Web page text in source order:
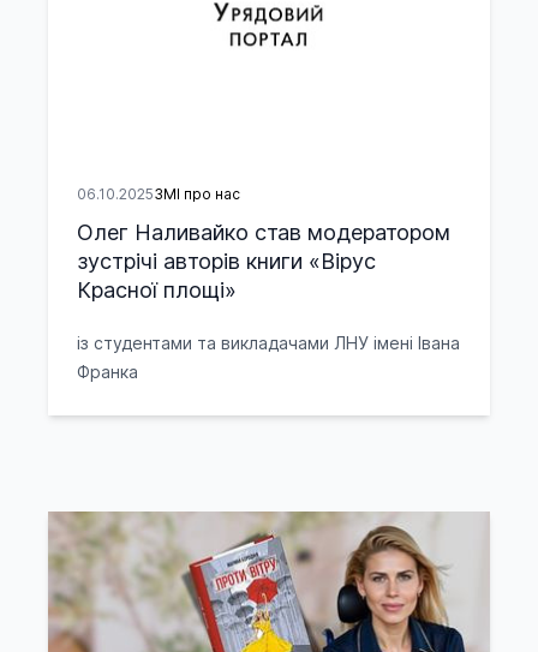
06.10.2025ЗМІ про нас
Олег Наливайко став модератором
зустрічі авторів книги «Вірус
Красної площі»
із студентами та викладачами ЛНУ імені Івана
Франка